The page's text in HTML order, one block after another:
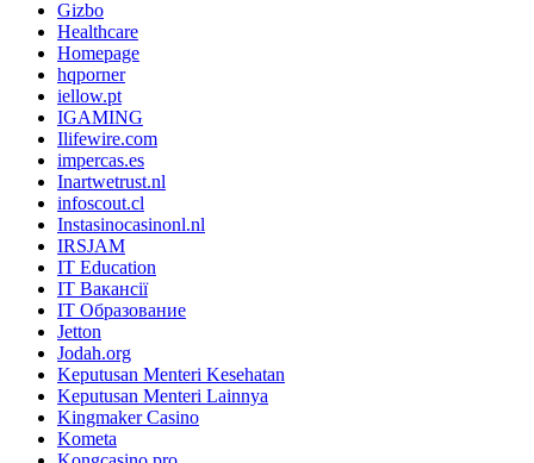
Gizbo
Healthcare
Homepage
hqporner
iellow.pt
IGAMING
Ilifewire.com
impercas.es
Inartwetrust.nl
infoscout.cl
Instasinocasinonl.nl
IRSJAM
IT Education
IT Вакансії
IT Образование
Jetton
Jodah.org
Keputusan Menteri Kesehatan
Keputusan Menteri Lainnya
Kingmaker Casino
Kometa